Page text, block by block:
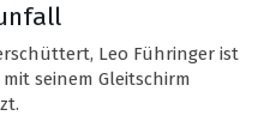
Leo Führinger ist
seinem Gleitschirm